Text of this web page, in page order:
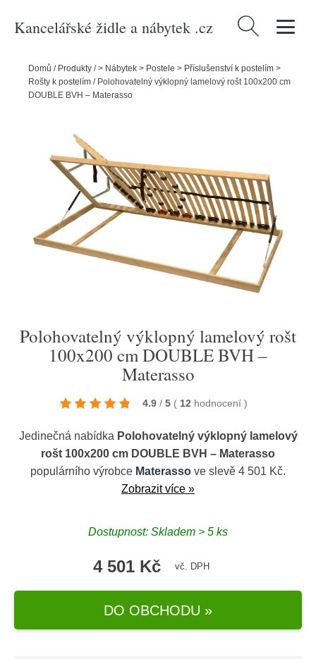
Kancelářské židle a nábytek .cz Vyhledávání
Domů / Produkty /> Nábytek > Postele > Příslušenství k postelím >
Rošty k postelím / Polohovatelný výklopný lamelový rošt 100x200 cm
DOUBLE BVH – Materasso
Polohovatelný výklopný lamelový rošt
100x200 cm DOUBLE BVH –
Materasso
4.9 / 5 ( 12 hodnocení )
Jedinečná nabídka Polohovatelný výklopný lamelový
rošt 100x200 cm DOUBLE BVH – Materasso
populárního výrobce Materasso ve slevě 4 501 Kč.
Zobrazit více »
Dostupnost: Skladem > 5 ks
4 501 Kč vč. DPH
DO OBCHODU »